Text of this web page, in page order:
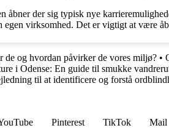
åbner der sig typisk nye
virksomhed. Det er vigtigt at være
de og hvordan påvirker de vores miljø? •
i Odense: En guide til smukke
til at identificere og forstå
Pinterest TikTok Mail